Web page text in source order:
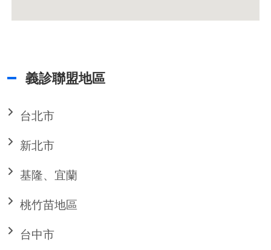
義診聯盟地區
台北市
新北市
基隆、宜蘭
桃竹苗地區
台中市